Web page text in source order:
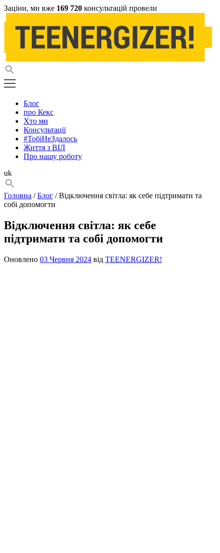
Заціни, ми вже 169 720 консультацій провели
Блог
про Кекс
Хто ми
Консультації
#ТобіНеЗдалось
Життя з ВІЛ
Про нашу роботу
uk
Головна /Блог / Відключення світла: як себе підтримати та
собі допомогти
Відключення світла: як себе
підтримати та собі допомогти
Оновлено 03 Червня 2024 від TEENERGIZER!